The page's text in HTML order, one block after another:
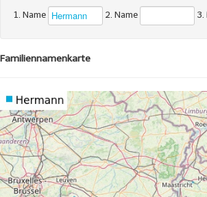
1. Name 2. Name 3.
Familiennamenkarte